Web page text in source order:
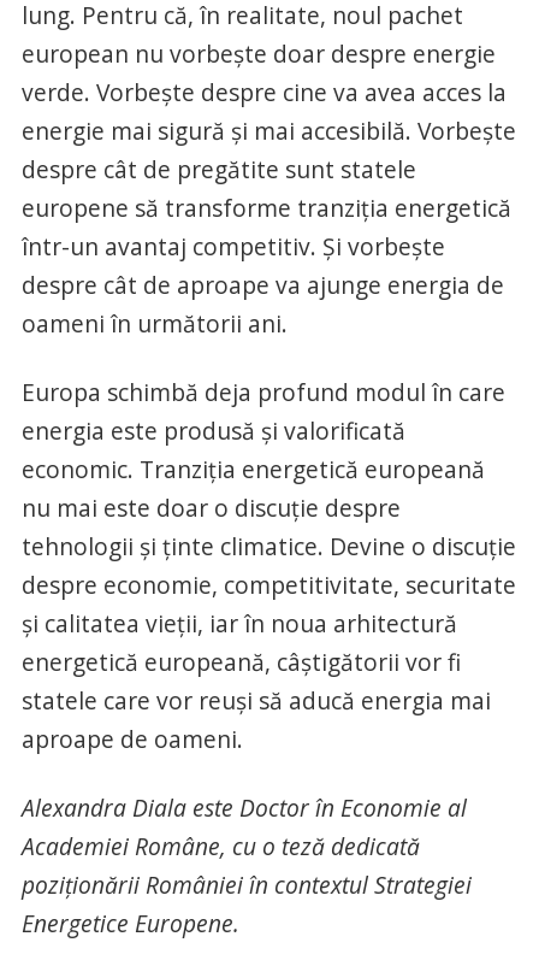
lung. Pentru că, în realitate, noul pachet
european nu vorbește doar despre energie
verde. Vorbește despre cine va avea acces la
energie mai sigură și mai accesibilă. Vorbește
despre cât de pregătite sunt statele
europene să transforme tranziția energetică
într-un avantaj competitiv. Și vorbește
despre cât de aproape va ajunge energia de
oameni în următorii ani.
Europa schimbă deja profund modul în care
energia este produsă și valorificată
economic. Tranziția energetică europeană
nu mai este doar o discuție despre
tehnologii și ținte climatice. Devine o discuție
despre economie, competitivitate, securitate
și calitatea vieții, iar în noua arhitectură
energetică europeană, câștigătorii vor fi
statele care vor reuși să aducă energia mai
aproape de oameni.
Alexandra Diala este Doctor în Economie al
Academiei Române, cu o teză dedicată
poziționării României în contextul Strategiei
Energetice Europene.